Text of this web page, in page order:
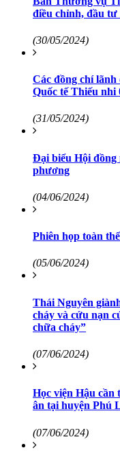
điều chỉnh, đầu tư
(30/05/2024)
Các đồng chí
Quốc tế Thiếu nhi
(31/05/2024)
Đại biểu Hội đồng
phương
(04/06/2024)
Phiên họp toàn
(05/06/2024)
Thái Nguyên
cháy và cứu nạn
chữa cháy”
(07/06/2024)
Học viện Hậu cần
ân tại huyện Phú
(07/06/2024)